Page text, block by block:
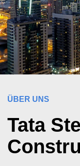
ÜBER UNS
Tata